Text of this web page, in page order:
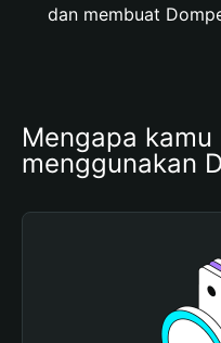
dan membuat
Mengapa kamu
menggunakan